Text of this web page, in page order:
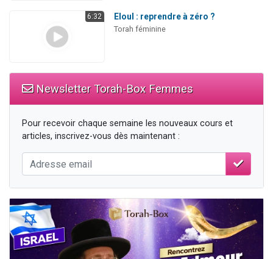
6:32 Eloul : reprendre à zéro ?
Torah féminine
Newsletter Torah-Box Femmes
Pour recevoir chaque semaine les nouveaux cours et
articles, inscrivez-vous dès maintenant :